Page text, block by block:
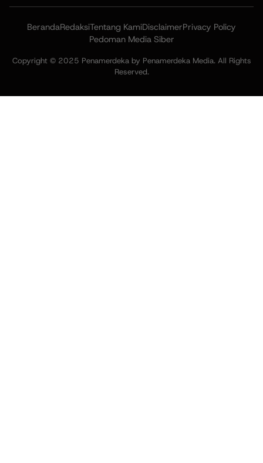
BerandaRedaksiTentang KamiDisclaimerPrivacy Policy
Pedoman Media Siber
Copyright © 2025 Penamerdeka by Penamerdeka Media. All Rights
Reserved.